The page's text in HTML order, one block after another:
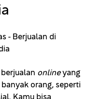
onlineyang
orang, seperti
Kamu bisa